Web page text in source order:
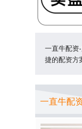
一直牛配资
捷的配资方
一直牛配